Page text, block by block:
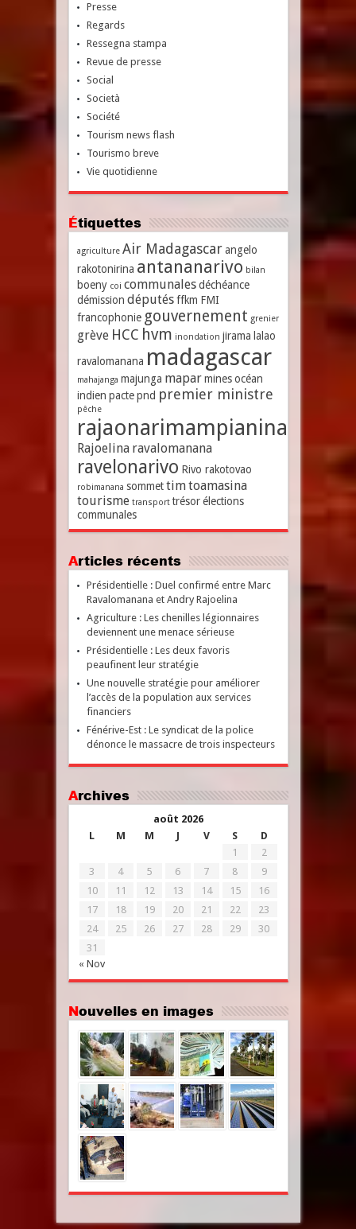
Presse
Regards
Ressegna stampa
Revue de presse
Social
Società
Société
Tourism news flash
Tourismo breve
Vie quotidienne
Étiquettes
agriculture Air Madagascar angelo
rakotonirina antananarivo bilan
boeny coi communales déchéance
démission députés ffkm FMI
francophonie gouvernement grenier
grève HCC hvm inondation jirama lalao
ravalomanana madagascar
mahajanga majunga mapar mines océan
indien pacte pnd premier ministre
pêche
rajaonarimampianina
Rajoelina ravalomanana
ravelonarivo Rivo rakotovao
robimanana sommet timtoamasina
tourisme transport trésor élections
communales
Articles récents
Présidentielle : Duel confirmé entre Marc
Ravalomanana et Andry Rajoelina
Agriculture : Les chenilles légionnaires
deviennent une menace sérieuse
Présidentielle : Les deux favoris
peaufinent leur stratégie
Une nouvelle stratégie pour améliorer
l’accès de la population aux services
financiers
Fénérive-Est : Le syndicat de la police
dénonce le massacre de trois inspecteurs
Archives
août 2026
L
M M J V S D
« Nov
1
2
3
4 5 6 7 8
9
10
11 12 13 14 15
16
17
18 19 20 21 22
23
24
25 26 27 28 29
30
31
Nouvelles en images